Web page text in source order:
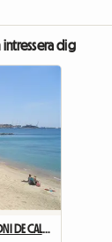
dig
APARTAMENTO EN SANT ANTONI DE CALONGE A 17 METROS DE LA PLAY